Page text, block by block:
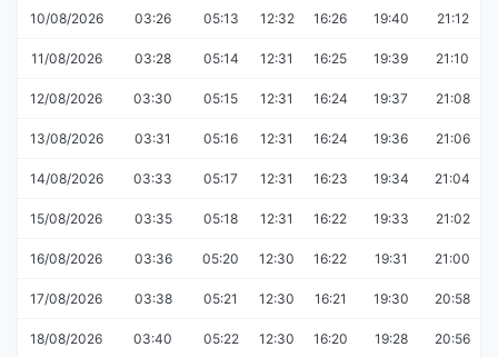
10/08/2026 03:26 05:13 12:32 16:26 19:40 21:12
11/08/2026 03:28 05:14 12:31 16:25 19:39 21:10
12/08/2026 03:30 05:15 12:31 16:24 19:37 21:08
13/08/2026 03:31 05:16 12:31 16:24 19:36 21:06
14/08/2026 03:33 05:17 12:31 16:23 19:34 21:04
15/08/2026 03:35 05:18 12:31 16:22 19:33 21:02
16/08/2026 03:36 05:20 12:30 16:22 19:31 21:00
17/08/2026 03:38 05:21 12:30 16:21 19:30 20:58
18/08/2026 03:40 05:22 12:30 16:20 19:28 20:56